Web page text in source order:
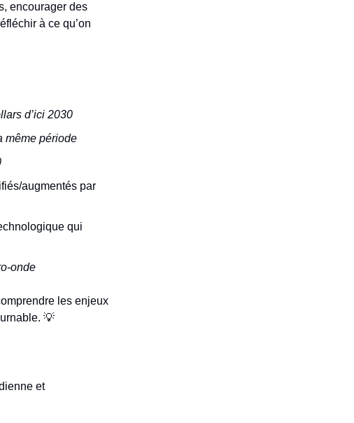
encourager des
à ce qu’on
d’ici 2030
même période
augmentés par
qui
onde
les enjeux
💡
et